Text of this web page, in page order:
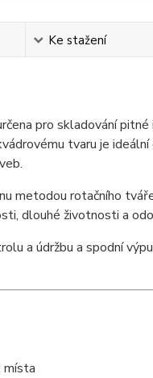
Ke stažení
pro skladování
tvaru je
metodou rotačního
dlouhé životnosti a
a údržbu a spodní
místa